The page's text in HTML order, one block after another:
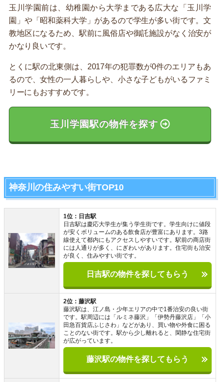
玉川学園前は、幼稚園から大学まである広大な「玉川学
園」や「昭和薬科大学」があるので学生が多い街です。文
教地区になるため、駅前に風俗店や御託施設がなく治安が
かなり良いです。
とくに駅の北東側は、2017年の犯罪数が0件のエリアもあ
るので、女性の一人暮らしや、小さな子どもがいるファミ
リーにもおすすめです。
玉川学園駅の物件を探す
神奈川の住みやすい街TOP10
1位：日吉駅
日吉駅は慶応大学生が集う学生街です。学生向けに値段
が安くボリュームのある飲食店が豊富にあります。3路
線使えて都内にもアクセスしやすいです。駅前の商店街
には人通りが多く、にぎわいがあります。住宅街も治安
が良く、住みやすい街です。
日吉駅の物件を探してもらう
2位：藤沢駅
藤沢駅は、江ノ島・少年エリアの中で1番治安の良い街
です。駅周辺には「ルミネ藤沢」「伊勢丹藤沢店」「小
田急百貨店ふじさわ」などがあり、買い物や外食に困る
ことのない街です。駅から少し離れると、閑静な住宅街
が広がっています。
藤沢駅の物件を探してもらう